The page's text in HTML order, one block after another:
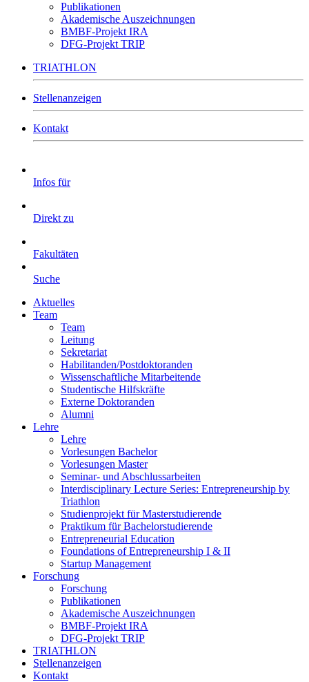
Publikationen
Akademische Auszeichnungen
BMBF-Projekt IRA
DFG-Projekt TRIP
TRIATHLON
Stellenanzeigen
Kontakt
Infos für
Direkt zu
Fakultäten
Suche
Aktuelles
Team
Team
Leitung
Sekretariat
Habilitanden/Postdoktoranden
Wissenschaftliche Mitarbeitende
Studentische Hilfskräfte
Externe Doktoranden
Alumni
Lehre
Lehre
Vorlesungen Bachelor
Vorlesungen Master
Seminar- und Abschlussarbeiten
Interdisciplinary Lecture Series: Entrepreneurship by
Triathlon
Studienprojekt für Masterstudierende
Praktikum für Bachelorstudierende
Entrepreneurial Education
Foundations of Entrepreneurship I & II
Startup Management
Forschung
Forschung
Publikationen
Akademische Auszeichnungen
BMBF-Projekt IRA
DFG-Projekt TRIP
TRIATHLON
Stellenanzeigen
Kontakt